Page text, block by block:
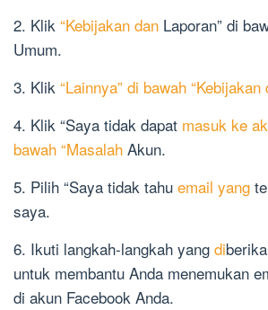
2. Klik “Kebijakan dan Laporan” di
Umum.
3. Klik “Lainnya” di bawah “Kebijakan
4. Klik “Saya tidak dapat masuk ke
bawah “Masalah Akun.
5. Pilih “Saya tidak tahu email yang
saya.
6. Ikuti langkah-langkah yang di
untuk membantu Anda menemukan
di akun Facebook Anda.